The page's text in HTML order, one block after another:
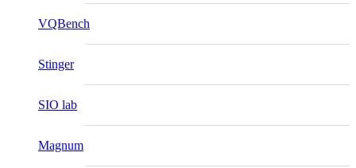
VQBench
Stinger
SIO lab
Magnum